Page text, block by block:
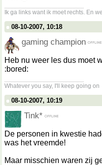
Ik ga links want ik moet rechts. En
08-10-2007, 10:18
gaming champion
Heb nu weer les dus moet
:bored:
Whatever you say, I'll keep going on
08-10-2007, 10:19
Tink*
De personen in kwestie
was het vreemde!
Maar misschien waren zij